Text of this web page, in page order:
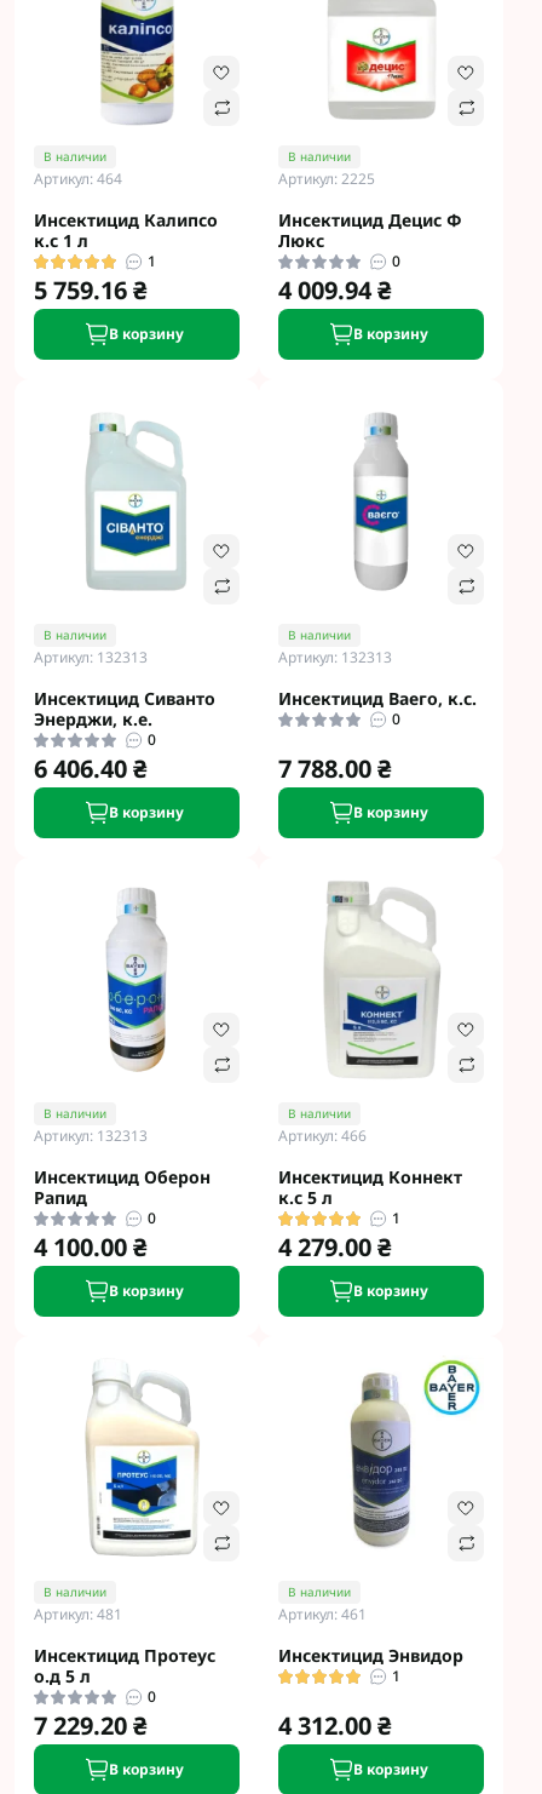
В наличии
Артикул: 464
Инсектицид Калипсо
к.с 1 л
1
5 759.16 ₴
В корзину
В наличии
Артикул: 2225
Инсектицид Децис Ф
Люкс
0
4 009.94 ₴
В корзину
В наличии
Артикул: 132313
Инсектицид Сиванто
Энерджи, к.е.
0
6 406.40 ₴
В корзину
В наличии
Артикул: 132313
Инсектицид Ваего, к.с.
0
7 788.00 ₴
В корзину
В наличии
Артикул: 132313
Инсектицид Оберон
Рапид
0
4 100.00 ₴
В корзину
В наличии
Артикул: 466
Инсектицид Коннект
к.с 5 л
1
4 279.00 ₴
В корзину
В наличии
Артикул: 481
Инсектицид Протеус
о.д 5 л
0
7 229.20 ₴
В корзину
В наличии
Артикул: 461
Инсектицид Энвидор
1
4 312.00 ₴
В корзину